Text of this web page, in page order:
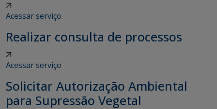
Acessar serviço
Realizar consulta de processos
Acessar serviço
Solicitar Autorização Ambiental
para Supressão Vegetal